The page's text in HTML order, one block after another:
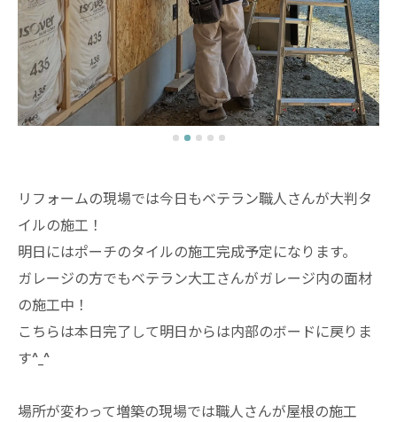
リフォームの現場では今日もベテラン職人さんが大判タ
イルの施工！
明日にはポーチのタイルの施工完成予定になります。
ガレージの方でもベテラン大工さんがガレージ内の面材
の施工中！
こちらは本日完了して明日からは内部のボードに戻りま
す^_^
場所が変わって増築の現場では職人さんが屋根の施工